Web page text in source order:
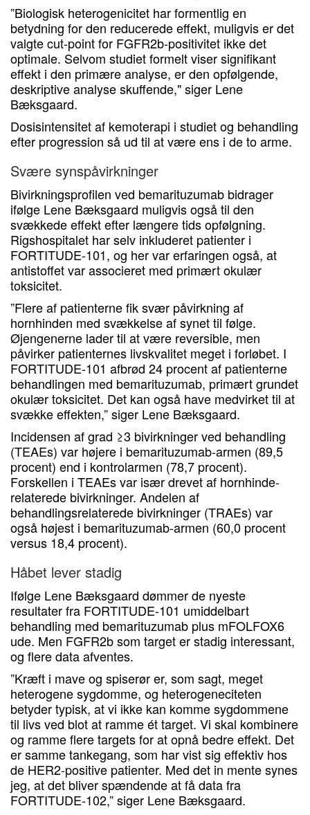
”Biologisk heterogenicitet har formentlig en
betydning for den reducerede effekt, muligvis er det
valgte cut-point for FGFR2b-positivitet ikke det
optimale. Selvom studiet formelt viser signifikant
effekt i den primære analyse, er den opfølgende,
deskriptive analyse skuffende," siger Lene
Bæksgaard.
Dosisintensitet af kemoterapi i studiet og behandling
efter progression så ud til at være ens i de to arme.
Svære synspåvirkninger
Bivirkningsprofilen ved bemarituzumab bidrager
ifølge Lene Bæksgaard muligvis også til den
svækkede effekt efter længere tids opfølgning.
Rigshospitalet har selv inkluderet patienter i
FORTITUDE-101, og her var erfaringen også, at
antistoffet var associeret med primært okulær
toksicitet.
”Flere af patienterne fik svær påvirkning af
hornhinden med svækkelse af synet til følge.
Øjengenerne lader til at være reversible, men
påvirker patienternes livskvalitet meget i forløbet. I
FORTITUDE-101 afbrød 24 procent af patienterne
behandlingen med bemarituzumab, primært grundet
okulær toksicitet. Det kan også have medvirket til at
svække effekten,” siger Lene Bæksgaard.
Incidensen af grad ≥3 bivirkninger ved behandling
(TEAEs) var højere i bemarituzumab-armen (89,5
procent) end i kontrolarmen (78,7 procent).
Forskellen i TEAEs var især drevet af hornhinde-
relaterede bivirkninger. Andelen af
behandlingsrelaterede bivirkninger (TRAEs) var
også højest i bemarituzumab-armen (60,0 procent
versus 18,4 procent).
Håbet lever stadig
Ifølge Lene Bæksgaard dømmer de nyeste
resultater fra FORTITUDE-101 umiddelbart
behandling med bemarituzumab plus mFOLFOX6
ude. Men FGFR2b som target er stadig interessant,
og flere data afventes.
”Kræft i mave og spiserør er, som sagt, meget
heterogene sygdomme, og heterogeneciteten
betyder typisk, at vi ikke kan komme sygdommene
til livs ved blot at ramme ét target. Vi skal kombinere
og ramme flere targets for at opnå bedre effekt. Det
er samme tankegang, som har vist sig effektiv hos
de HER2-positive patienter. Med det in mente synes
jeg, at det bliver spændende at få data fra
FORTITUDE-102,” siger Lene Bæksgaard.